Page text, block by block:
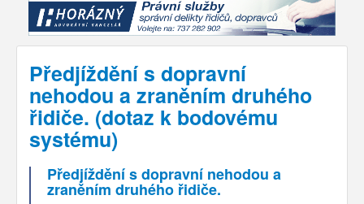
Předjíždění s dopravní
nehodou a zraněním druhého
řidiče. (dotaz k bodovému
systému)
Předjíždění s dopravní nehodou a
zraněním druhého řidiče.